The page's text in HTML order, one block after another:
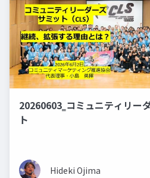
20260603‗コミュニティリー
ト
Hideki Ojima